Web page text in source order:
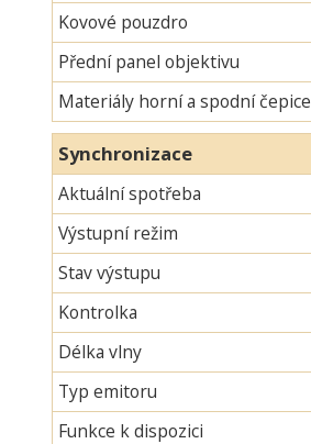
Kovové pouzdro
Přední panel objektivu
Materiály horní a spodní čepice
Synchronizace
Aktuální spotřeba
Výstupní režim
Stav výstupu
Kontrolka
Délka vlny
Typ emitoru
Funkce k dispozici